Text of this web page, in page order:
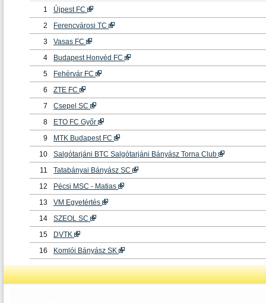
1
Újpest FC
2
Ferencvárosi TC
3
Vasas FC
4
Budapest Honvéd FC
5
Fehérvár FC
6
ZTE FC
7
Csepel SC
8
ETO FC Győr
9
MTK Budapest FC
10
Salgótarjáni BTC Salgótarjáni Bányász Torna Club
11
Tatabányai Bányász SC
12
Pécsi MSC - Matias
13
VM Egyetértés
14
SZEOL SC
15
DVTK
16
Komlói Bányász SK